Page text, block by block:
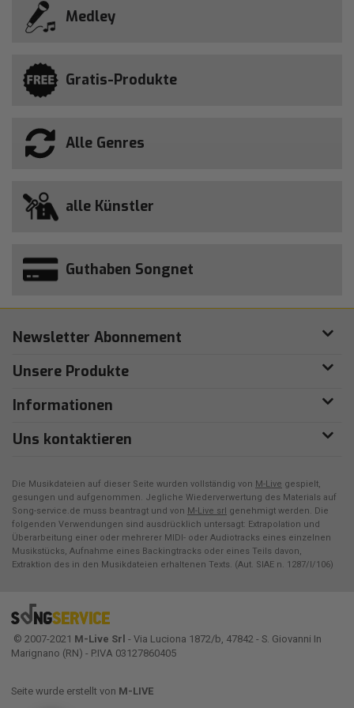
Medley
Gratis-Produkte
Alle Genres
alle Künstler
Guthaben Songnet
Newsletter Abonnement
Unsere Produkte
Informationen
Uns kontaktieren
Die Musikdateien auf dieser Seite wurden vollständig von M-Live gespielt,
gesungen und aufgenommen. Jegliche Wiederverwertung des Materials auf
Song-service.de muss beantragt und von M-Live srl genehmigt werden. Die
folgenden Verwendungen sind ausdrücklich untersagt: Extrapolation und
Überarbeitung einer oder mehrerer MIDI- oder Audiotracks eines einzelnen
Musikstücks, Aufnahme eines Backingtracks oder eines Teils davon,
Extraktion des in den Musikdateien erhaltenen Texts. (Aut. SIAE n. 1287/I/106)
© 2007-2021 M-Live Srl - Via Luciona 1872/b, 47842 - S. Giovanni In
Marignano (RN) - P.IVA 03127860405
Seite wurde erstellt von M-LIVE